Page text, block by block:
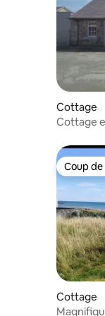
Cottage
Cottage
Coup
Coup
Cottage